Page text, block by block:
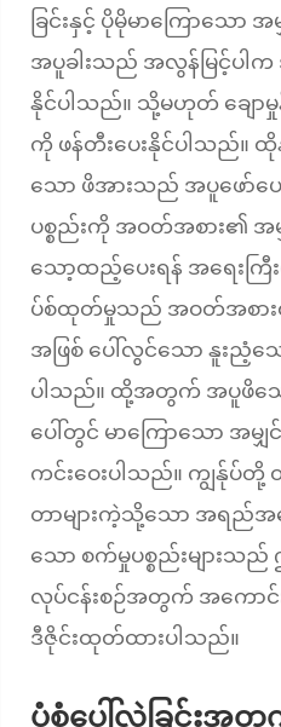
ခြင်းနှင့် ပိုမိုမာကြောသော အ
အပူခါးသည် အလွန်မြင့်ပါက
နိုင်ပါသည်။ သို့မဟုတ် ချော
ကို ဖန်တီးပေးနိုင်ပါသည်။ ထို
သော ဖိအားသည် အပူဖော်ပေ
ပစ္စည်းကို အဝတ်အစား၏ အ
သော့ထည့်ပေးရန် အရေးက
ပ်စ်ထုတ်မှုသည် အဝတ်အစာ
အဖြစ် ပေါ်လွင်သော နူးညံ့သေ
ပါသည်။ ထို့အတွက် အပူဖိသေ
ပေါ်တွင် မာကြောသော အမျှင်
ကင်းဝေးပါသည်။ ကျွန်ုပ်တို့
တာများကဲ့သို့သော အရည်အသွ
သော စက်မှုပစ္စည်းများသ
လုပ်ငန်းစဉ်အတွက် အကောင်
ဒီဇိုင်းထုတ်ထားပါသည်။
ပုံစံပေါ်လွဲခြင်းအ